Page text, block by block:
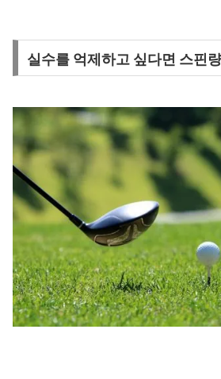
실수를 억제하고 싶다면 스핀